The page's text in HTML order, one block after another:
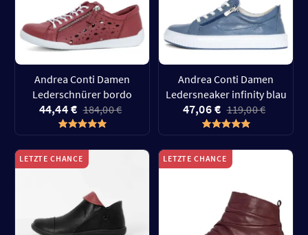
Andrea Conti Damen
Lederschnürer bordo
44,44 € 184,00 €
Andrea Conti Damen
Ledersneaker infinity blau
47,06 € 119,00 €
LETZTE CHANCE LETZTE CHANCE